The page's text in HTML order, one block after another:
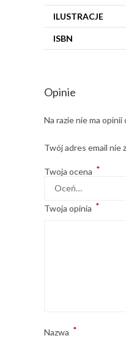
ILUSTRACJE
ISBN
Opinie
Na razie nie ma
Twój adres email nie
Twoja ocena *
Twoja opinia *
Nazwa *